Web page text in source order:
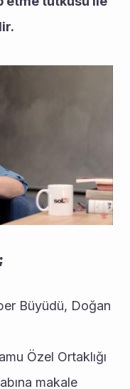
Büyüdü, Doğan
Özel Ortaklığı
makale